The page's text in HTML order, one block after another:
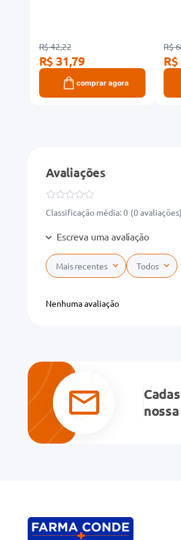
R$ 42,22
R$ 31,79
comprar agora
R$
Avaliações
Classificação média: 0 (0 avaliações)
Escreva uma avaliação
Adicionar avaliação
Avalie o produto de 1 a 5
★★★
Seu nome
Mais recentes Todos
Nenhuma avaliação
nossa